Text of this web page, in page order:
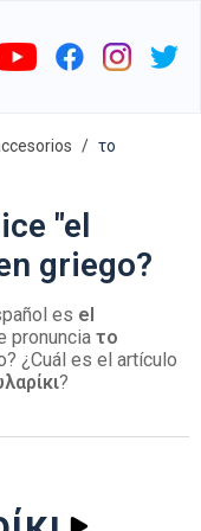
το
"el
griego?
es el
pronuncia το
¿Cuál es el artículo
?